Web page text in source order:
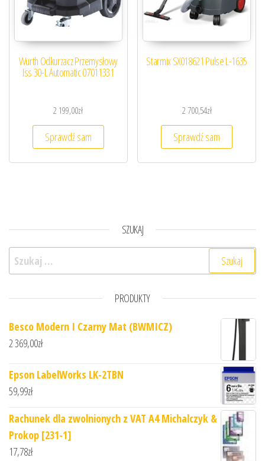
Wurth Odkurzacz Przemysłowy
Iss 30-L Automatic 07011331
2 199,00zł
Sprawdź sam
Starmix SX018621 Pulse L-1635
2 700,54zł
Sprawdź sam
SZUKAJ
Szukaj:
PRODUKTY
Besco Modern I Czarny Mat (BWMICZ)
2 369,00zł
Epson LabelWorks LK-2TBN
59,99zł
Rachunek dla zwolnionych z VAT A4 Michalczyk &
Prokop [231-1]
17,78zł